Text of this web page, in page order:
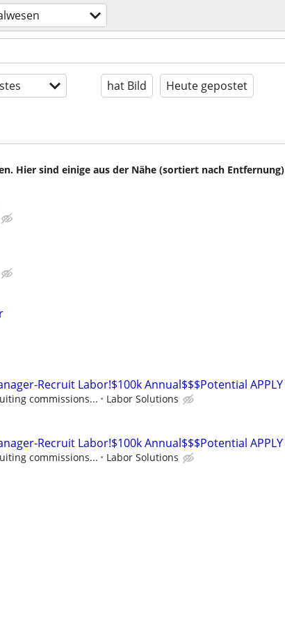
hat Bild Heute gepostet
Hier sind einige aus der Nähe (sortiert nach Entfernung)
Recruit Labor!$100k Annual$$$Potential APPLY
commissions... Labor Solutions
Recruit Labor!$100k Annual$$$Potential APPLY
commissions... Labor Solutions